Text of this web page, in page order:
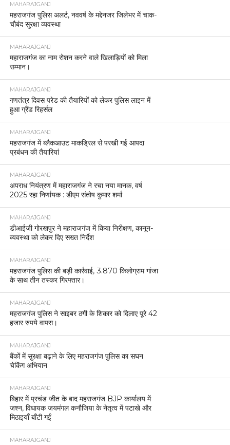
MAHARAJGANJ
महराजगंज पुलिस अलर्ट, नववर्ष के मद्देनजर जिलेभर में चाक-
चौबंद सुरक्षा व्यवस्था
MAHARAJGANJ
महाराजगंज का नाम रोशन करने वाले खिलाड़ियों को मिला
सम्मान।
MAHARAJGANJ
गणतंत्र दिवस परेड की तैयारियों को लेकर पुलिस लाइन में
हुआ ग्रैंड रिहर्सल
MAHARAJGANJ
महराजगंज में ब्लैकआउट माकड्रिल से परखी गई आपदा
प्रबंधन की तैयारियां
MAHARAJGANJ
अपराध नियंत्रण में महाराजगंज ने रचा नया मानक, वर्ष
2025 रहा निर्णायक : डीएम संतोष कुमार शर्मा
MAHARAJGANJ
डीआईजी गोरखपुर ने महाराजगंज में किया निरीक्षण, कानून-
व्यवस्था को लेकर दिए सख्त निर्देश
MAHARAJGANJ
महराजगंज पुलिस की बड़ी कार्रवाई, 3.870 किलोग्राम गांजा
के साथ तीन तस्कर गिरफ्तार।
MAHARAJGANJ
महराजगंज पुलिस ने साइबर ठगी के शिकार को दिलाए पूरे 42
हजार रुपये वापस।
MAHARAJGANJ
बैंकों में सुरक्षा बढ़ाने के लिए महराजगंज पुलिस का सघन
चेकिंग अभियान
MAHARAJGANJ
बिहार में प्रचंड जीत के बाद महराजगंज BJP कार्यालय में
जश्न, विधायक जयमंगल कनौजिया के नेतृत्व में पटाखे और
मिठाइयाँ बाँटी गईं
MAHARAJGANJ